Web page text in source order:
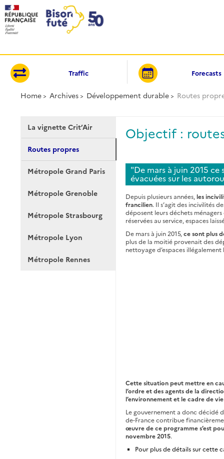
Traffic Forecasts
Home Archives Développement durable Routes
La vignette Crit’Air
Routes propres
Métropole Grand Paris
Métropole Grenoble
Métropole Strasbourg
Métropole Lyon
Métropole Rennes
Objectif :
"De mars à juin 2015
évacuées sur les
Depuis plusieurs années, les
francilien. Il s’agit des incivilités
déposent leurs déchets
réservées au service, espaces
De mars à juin 2015, ce sont plus
plus de la moitié provenait des
nettoyage d’espaces
Cette situation peut mettre en
l’ordre et des agents de la
l’environnement et le cadre de
Le gouvernement a donc décidé
de-France contribue
œuvre de ce programme s’est
novembre 2015.
Pour plus de détails sur cette
Cookies management panel